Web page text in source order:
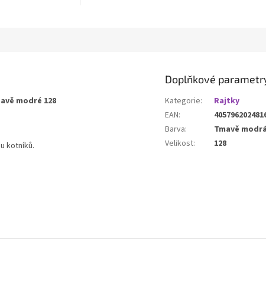
modré 128
kotníků.
Doplňkové
Kategorie:
Rajtky
EAN:
Barva:
Tmavě modrá
Velikost: 128